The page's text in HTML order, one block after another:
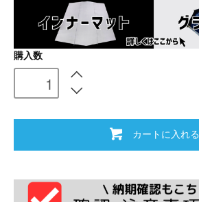
購入数
カートに入れる